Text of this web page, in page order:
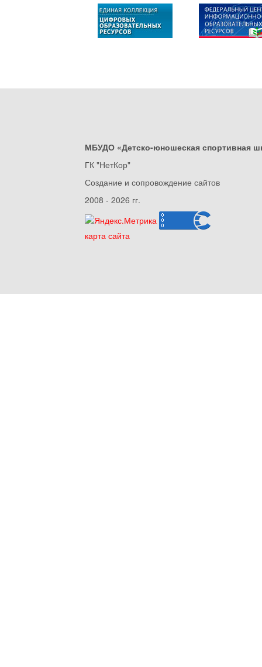
МБУДО «Детско-юношеская спортивная
ГК "НетКор"
Создание и сопровождение сайтов
2008 - 2026 гг.
карта сайта